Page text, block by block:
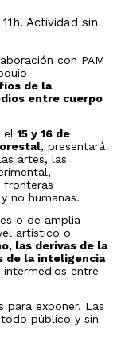
Actividad sin
con PAM
de la
entre cuerpo
el 15 y 16 de
, presentará
artes, las
fronteras
no humanas.
o de amplia
artístico o
las derivas de la
de la inteligencia
entre
para exponer. Las
público y sin